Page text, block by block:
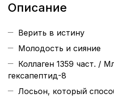
Описание
Верить в истину
Молодость и сияние
Коллаген 1359 част. /
гексапептид-8
Лосьон, который